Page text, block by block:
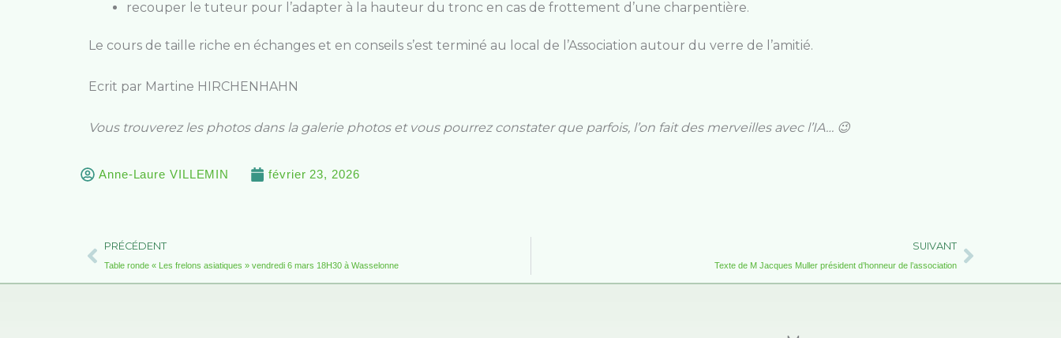
recouper le tuteur pour l’adapter à la hauteur du tronc en cas de frottement d’une charpentière.
Le cours de taille riche en échanges et en conseils s’est terminé au local de l’Association autour du verre de l’amitié.
Ecrit par Martine HIRCHENHAHN
Vous trouverez les photos dans la galerie photos et vous pourrez constater que parfois, l’on fait des merveilles avec l’IA… 😉
Anne-Laure VILLEMIN février 23, 2026
Précédent
PRÉCÉDENT
Table ronde « Les frelons asiatiques » vendredi 6 mars 18H30 à Wasselonne
SUIVANT
Texte de M Jacques Muller président d’honneur de l’association
Suivant